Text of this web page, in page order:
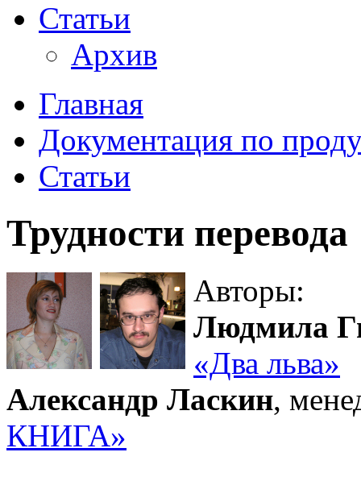
Статьи
Архив
Главная
Документация по
Статьи
Трудности перевода
Авторы:
Людмила
«Два льва»
Александр Ласкин,
КНИГА»